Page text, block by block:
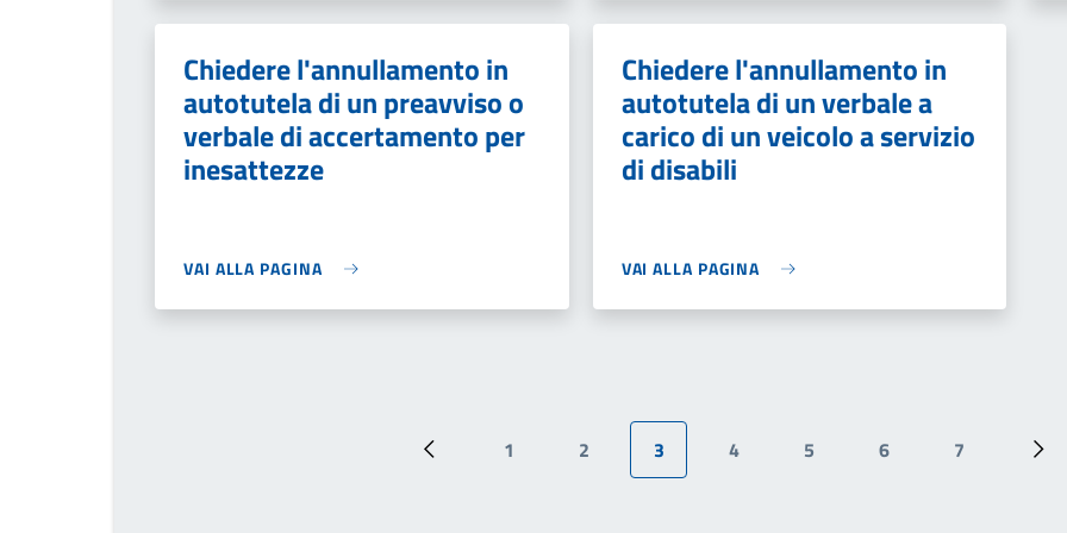
Chiedere l'annullamento in
autotutela di un preavviso o
verbale di accertamento per
inesattezze
VAI ALLA PAGINA
Chiedere l'annullamento in
autotutela di un verbale a
carico di un veicolo a servizio
di disabili
VAI ALLA PAGINA
Pagina precedente
Pagina
1
Pagina
2
Pagina attuale
3
Pagina
4
Pagina
5
Pagina
6
Pagina
7